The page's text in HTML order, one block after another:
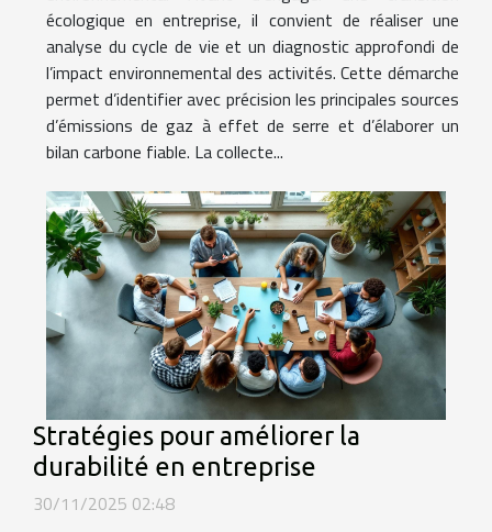
écologique en entreprise, il convient de réaliser une
analyse du cycle de vie et un diagnostic approfondi de
l’impact environnemental des activités. Cette démarche
permet d’identifier avec précision les principales sources
d’émissions de gaz à effet de serre et d’élaborer un
bilan carbone fiable. La collecte...
Stratégies pour améliorer la
durabilité en entreprise
30/11/2025 02:48